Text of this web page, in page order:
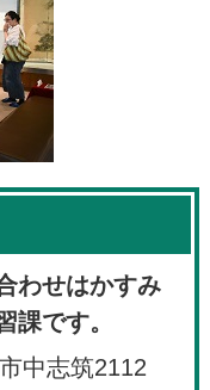
わせはかすみ
課です。
中志筑2112